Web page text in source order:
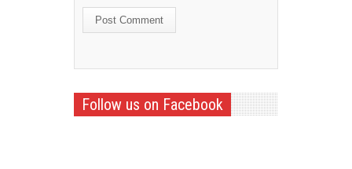
Follow us on Facebook